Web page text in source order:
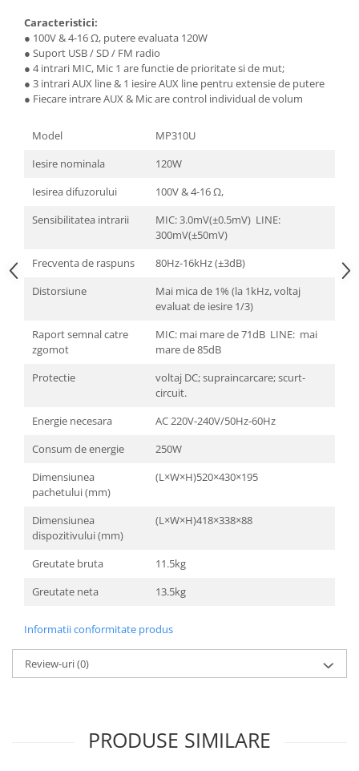
Caracteristici:
● 100V & 4-16 Ω, putere evaluata 120W
● Suport USB / SD / FM radio
● 4 intrari MIC, Mic 1 are functie de prioritate si de mut;
● 3 intrari AUX line & 1 iesire AUX line pentru extensie de putere
● Fiecare intrare AUX & Mic are control individual de volum
Model
MP310U
Iesire nominala
120W
Iesirea difuzorului
100V & 4-16 Ω,
Sensibilitatea intrarii
MIC: 3.0mV(±0.5mV) LINE:
300mV(±50mV)
Frecventa de raspuns
80Hz-16kHz (±3dB)
Distorsiune
Mai mica de 1% (la 1kHz, voltaj
evaluat de iesire 1/3)
Raport semnal catre
zgomot
MIC: mai mare de 71dB LINE: mai
mare de 85dB
Protectie
voltaj DC; supraincarcare; scurt-
circuit.
Energie necesara
AC 220V-240V/50Hz-60Hz
Consum de energie
250W
Dimensiunea
pachetului (mm)
(L×W×H)520×430×195
Dimensiunea
dispozitivului (mm)
(L×W×H)418×338×88
Greutate bruta
11.5kg
Greutate neta
13.5kg
Informatii conformitate produs
Review-uri(0)
PRODUSE SIMILARE